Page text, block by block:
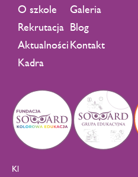
O szkole
Rekrutacja
Aktualności
Kadra
Galeria
Blog
Kontakt
Kl